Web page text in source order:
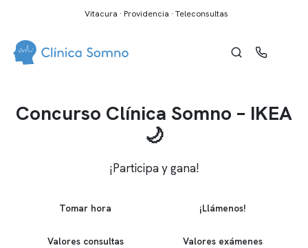
Vitacura · Providencia · Teleconsultas
Concurso Clínica Somno – IKEA
🌙
¡Participa y gana!
Tomar hora ¡Llámenos!
Valores consultas Valores exámenes